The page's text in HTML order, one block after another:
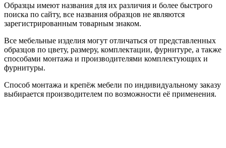
Образцы имеют названия для их различия и более быстрого
поиска по сайту, все названия образцов не являются
зарегистрированным товарным знаком.
Все мебельные изделия могут отличаться от представленных
образцов по цвету, размеру, комплектации, фурнитуре, а также
способами монтажа и производителями комплектующих и
фурнитуры.
Способ монтажа и крепёж мебели по индивидуальному заказу
выбирается производителем по возможности её применения.